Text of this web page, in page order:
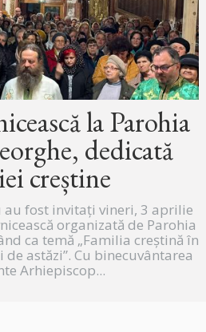
la Parohia
dedicată
creștine
au fost invitați vineri, 3 aprilie
organizată de Parohia
ca temă „Familia creștină în
astăzi”. Cu binecuvântarea
Arhiepiscop...